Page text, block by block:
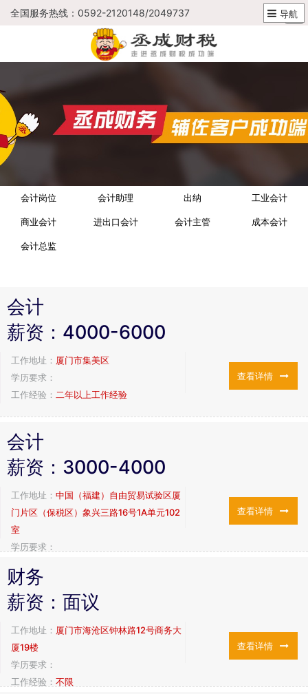
全国服务热线：0592-2120148/2049737
会计岗位 会计助理 出纳 工业会计
商业会计 进出口会计 会计主管 成本会计
会计总监
会计
薪资： 4000-6000
工作地址： 厦门市集美区
学历要求：
工作经验： 二年以上工作经验
查看详情
会计
薪资： 3000-4000
工作地址： 中国（福建）自由贸易试验区厦
门片区（保税区）象兴三路16号1A单元102
室
学历要求：
查看详情
财务
薪资： 面议
工作地址： 厦门市海沧区钟林路12号商务大
厦19楼
学历要求：
工作经验： 不限
查看详情
导航